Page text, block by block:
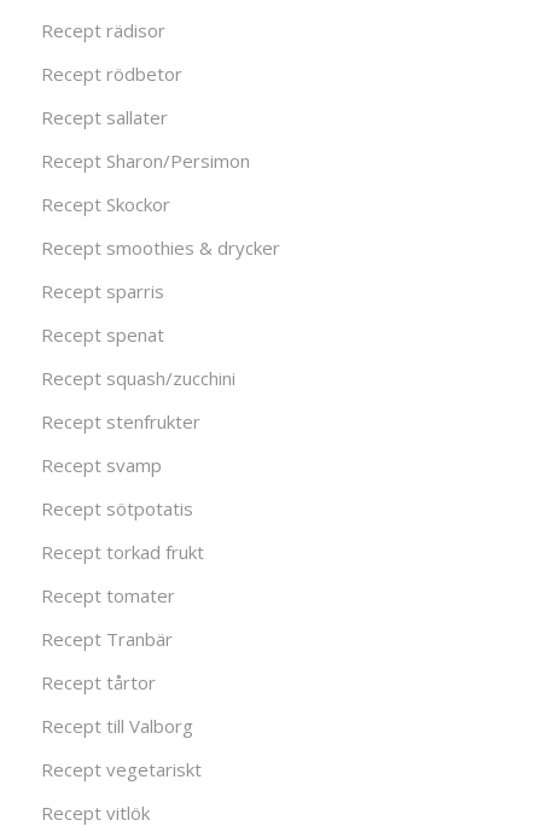
Recept rädisor
Recept rödbetor
Recept sallater
Recept Sharon/Persimon
Recept Skockor
Recept smoothies & drycker
Recept sparris
Recept spenat
Recept squash/zucchini
Recept stenfrukter
Recept svamp
Recept sötpotatis
Recept torkad frukt
Recept tomater
Recept Tranbär
Recept tårtor
Recept till Valborg
Recept vegetariskt
Recept vitlök